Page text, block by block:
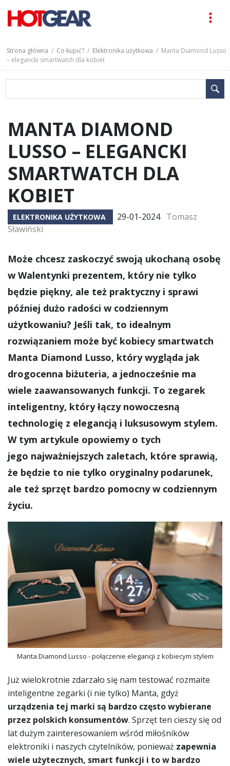
Strona główna / Co kupić? / Elektronika użytkowa / Manta Diamond Lusso
– elegancki smartwatch dla kobiet
MANTA DIAMOND
LUSSO – ELEGANCKI
SMARTWATCH DLA
KOBIET
ELEKTRONIKA UŻYTKOWA 29-01-2024 Tomasz
Sławiński
Może chcesz zaskoczyć swoją ukochaną osobę
w Walentynki prezentem, który nie tylko
będzie piękny, ale też praktyczny i sprawi
później dużo radości w codziennym
użytkowaniu? Jeśli tak, to idealnym
rozwiązaniem może być kobiecy smartwatch
Manta Diamond Lusso, który wygląda jak
drogocenna biżuteria, a jednocześnie ma
wiele zaawansowanych funkcji. To zegarek
inteligentny, który łączy nowoczesną
technologię z elegancją i luksusowym stylem.
W tym artykule opowiemy o tych
jego najważniejszych zaletach, które sprawią,
że będzie to nie tylko oryginalny podarunek,
ale też sprzęt bardzo pomocny w codziennym
życiu.
Manta Diamond Lusso - połączenie elegancji z kobiecym stylem
Już wielokrotnie zdarzało się nam testować rozmaite
inteligentne zegarki (i nie tylko) Manta, gdyż
urządzenia tej marki są bardzo często wybierane
przez polskich konsumentów. Sprzęt ten cieszy się od
lat dużym zainteresowaniem wśród miłośników
elektroniki i naszych czytelników, ponieważ zapewnia
wiele użytecznych, smart funkcji i to w bardzo